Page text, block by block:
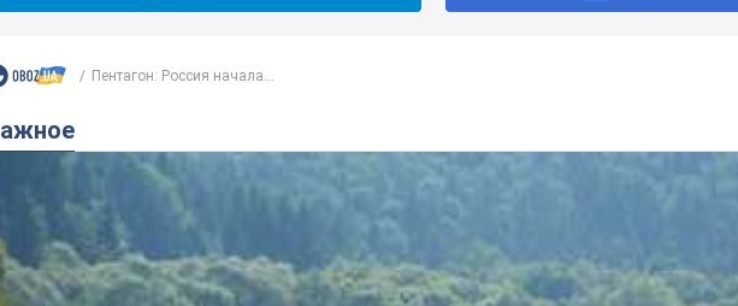
Пентагон: Россия начала...
Важное